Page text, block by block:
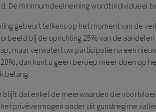
De minimumdeelneming wordt individueel
gebeurt telkens op het moment van de
bij de oprichting 25% van de aandelen
maar verwatert uw participatie na een
dan kunt u geen beroep meer doen op
belang.
blijft dat enkel de meerwaarden die
privévermogen onder dit gunstregime